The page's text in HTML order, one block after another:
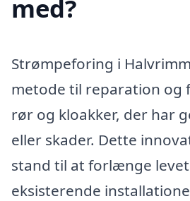
med?
Strømpeforing i
metode til reparation
rør og kloakker, der har
eller skader. Dette
stand til at forlænge
eksisterende